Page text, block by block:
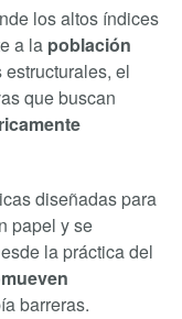
los altos índices
a la población
estructurales, el
que buscan
diseñadas para
papel y se
la práctica del
barreras.